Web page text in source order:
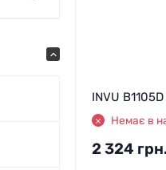
INVU B1105D
Немає в
2 324